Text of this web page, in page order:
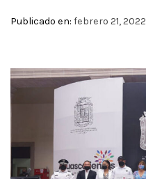
Publicado en: febrero 21, 2022